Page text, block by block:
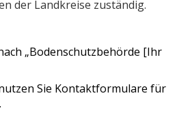
der Landkreise zuständig.
„Bodenschutzbehörde [Ihr
Sie Kontaktformulare für